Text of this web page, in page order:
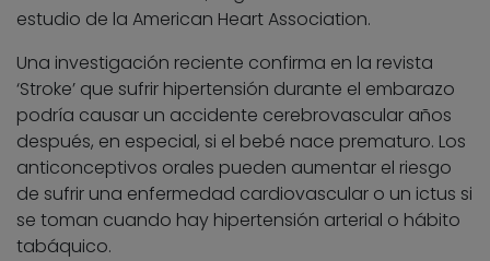
estudio de la American Heart Association.
Una investigación reciente confirma en la revista
‘Stroke’ que sufrir hipertensión durante el embarazo
podría causar un accidente cerebrovascular años
después, en especial, si el bebé nace prematuro. Los
anticonceptivos orales pueden aumentar el riesgo
de sufrir una enfermedad cardiovascular o un ictus si
se toman cuando hay hipertensión arterial o hábito
tabáquico.